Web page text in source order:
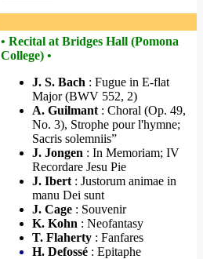
• Recital at Bridges Hall (Pomona
College) •
J. S. Bach : Fugue in E-flat
Major (BWV 552, 2)
A. Guilmant : Choral (Op. 49,
No. 3), Strophe pour l'hymne;
Sacris solemniis”
J. Jongen : In Memoriam; IV
Recordare Jesu Pie
J. Ibert : Justorum animae in
manu Dei sunt
J. Cage : Souvenir
K. Kohn : Neofantasy
T. Flaherty : Fanfares
H. Defossé : Epitaphe